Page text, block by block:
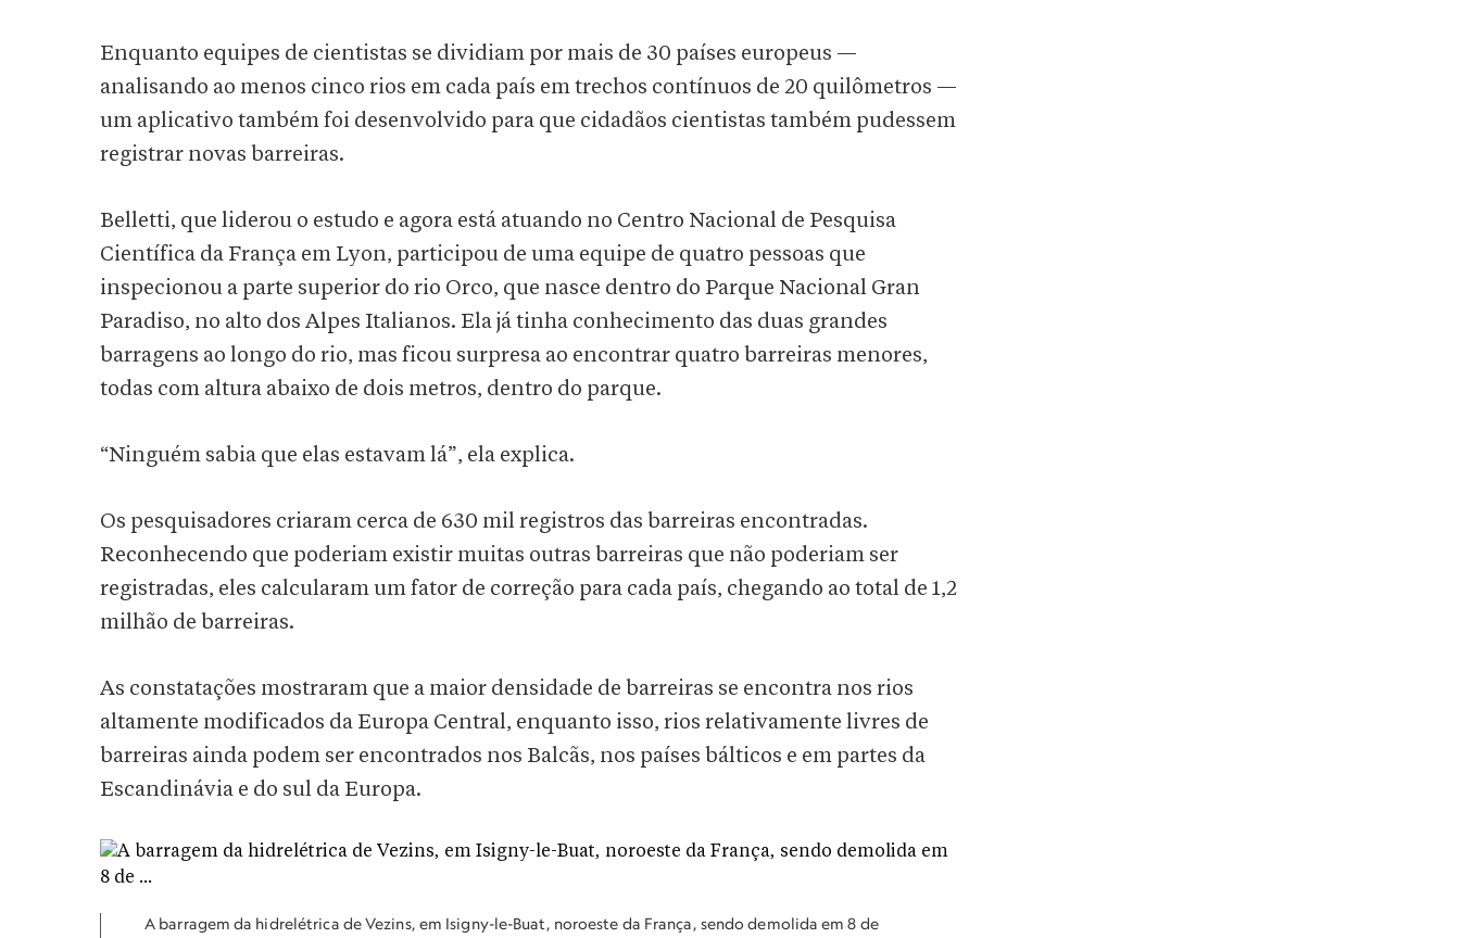
Enquanto equipes de cientistas se dividiam por mais de 30 países europeus —
analisando ao menos cinco rios em cada país em trechos contínuos de 20 quilômetros —
um aplicativo também foi desenvolvido para que cidadãos cientistas também pudessem
registrar novas barreiras.
Belletti, que liderou o estudo e agora está atuando no Centro Nacional de Pesquisa
Científica da França em Lyon, participou de uma equipe de quatro pessoas que
inspecionou a parte superior do rio Orco, que nasce dentro do Parque Nacional Gran
Paradiso, no alto dos Alpes Italianos. Ela já tinha conhecimento das duas grandes
barragens ao longo do rio, mas ficou surpresa ao encontrar quatro barreiras menores,
todas com altura abaixo de dois metros, dentro do parque.
“Ninguém sabia que elas estavam lá”, ela explica.
Os pesquisadores criaram cerca de 630 mil registros das barreiras encontradas.
Reconhecendo que poderiam existir muitas outras barreiras que não poderiam ser
registradas, eles calcularam um fator de correção para cada país, chegando ao total de 1,2
milhão de barreiras.
As constatações mostraram que a maior densidade de barreiras se encontra nos rios
altamente modificados da Europa Central, enquanto isso, rios relativamente livres de
barreiras ainda podem ser encontrados nos Balcãs, nos países bálticos e em partes da
Escandinávia e do sul da Europa.
A barragem da hidrelétrica de Vezins, em Isigny-le-Buat, noroeste da França, sendo demolida em 8 de